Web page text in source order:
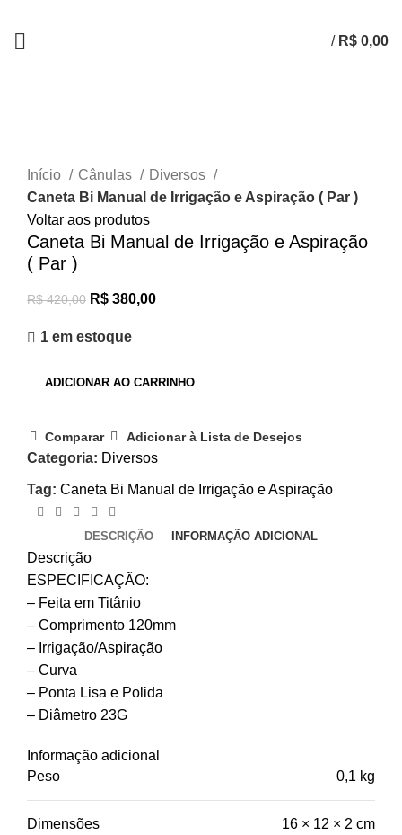
/ R$ 0,00
Início
Cânulas
Diversos
Caneta Bi Manual de Irrigação e Aspiração ( Par )
Voltar aos produtos
Caneta Bi Manual de Irrigação e Aspiração
( Par )
R$420,00 R$ 380,00
1 em estoque
ADICIONAR AO CARRINHO
Comparar Adicionar à Lista de Desejos
Categoria: Diversos
Tag: Caneta Bi Manual de Irrigação e Aspiração
DESCRIÇÃO INFORMAÇÃO ADICIONAL
Descrição
ESPECIFICAÇÃO:
– Feita em Titânio
– Comprimento 120mm
– Irrigação/Aspiração
– Curva
– Ponta Lisa e Polida
– Diâmetro 23G
Informação adicional
Peso
0,1 kg
Dimensões 16 × 12 × 2 cm